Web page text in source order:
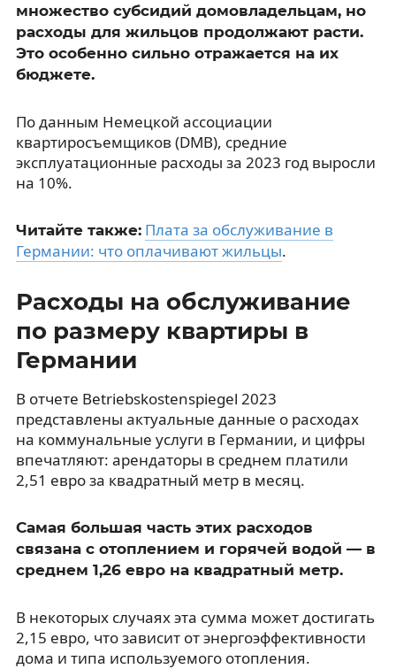
множество субсидий домовладельцам, но
расходы для жильцов продолжают расти.
Это особенно сильно отражается на их
бюджете.
По данным Немецкой ассоциации
квартиросъемщиков (DMB), средние
эксплуатационные расходы за 2023 год выросли
на 10%.
Читайте также: Плата за обслуживание в
Германии: что оплачивают жильцы.
Расходы на обслуживание
по размеру квартиры в
Германии
В отчете Betriebskostenspiegel 2023
представлены актуальные данные о расходах
на коммунальные услуги в Германии, и цифры
впечатляют: арендаторы в среднем платили
2,51 евро за квадратный метр в месяц.
Самая большая часть этих расходов
связана с отоплением и горячей водой — в
среднем 1,26 евро на квадратный метр.
В некоторых случаях эта сумма может достигать
2,15 евро, что зависит от энергоэффективности
дома и типа используемого отопления.